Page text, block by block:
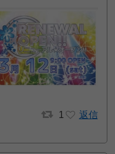
1 返信